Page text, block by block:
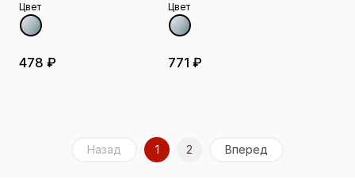
Цвет
478 ₽
Цвет
771 ₽
Назад 1 2 Вперед